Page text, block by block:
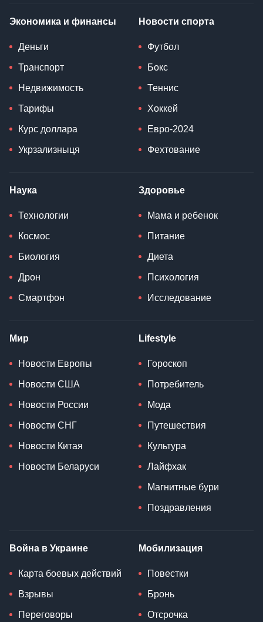
Экономика и финансы
Деньги
Транспорт
Недвижимость
Тарифы
Курс доллара
Укрзализныця
Новости спорта
Футбол
Бокс
Теннис
Хоккей
Евро-2024
Фехтование
Наука
Технологии
Космос
Биология
Дрон
Смартфон
Здоровье
Мама и ребенок
Питание
Диета
Психология
Исследование
Мир
Новости Европы
Новости США
Новости России
Новости СНГ
Новости Китая
Новости Беларуси
Lifestyle
Гороскоп
Потребитель
Мода
Путешествия
Культура
Лайфхак
Магнитные бури
Поздравления
Война в Украине
Карта боевых действий
Взрывы
Переговоры
Мобилизация
Повестки
Бронь
Отсрочка